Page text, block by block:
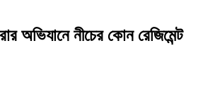
অভিযানে নীচের কোন রেজিমেন্ট